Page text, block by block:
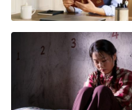
मूर्ख होस्? मैले त तँलाई
८०० डिग्री तातो छ।
चाहन्छस्?” त्यसले चुरोट
जलिरहेको टुप्पोले मेरो
तानेँ, तर अर्को अफिसरले